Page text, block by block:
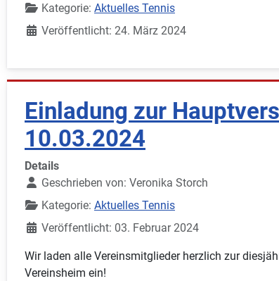
Kategorie: Aktuelles Tennis
Veröffentlicht: 24. März 2024
Einladung zur
10.03.2024
Details
Geschrieben von: Veronika Storch
Kategorie: Aktuelles Tennis
Veröffentlicht: 03. Februar 2024
Wir laden alle Vereinsmitglieder herzlich zur
Vereinsheim ein!